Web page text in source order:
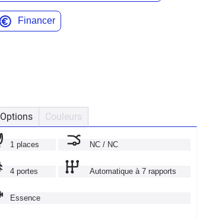
Financer
Options Couleurs
1 places NC / NC
4 portes Automatique à 7 rapports
Essence